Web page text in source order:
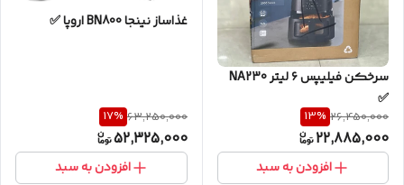
سرخكن فيليپس ٦ ليتر NA230
✅
26,450,000
13%
22,885,000
افزودن به سبد
غذاساز نينجا BN800 اروپا ✅
63,250,000
17%
52,325,000
افزودن به سبد